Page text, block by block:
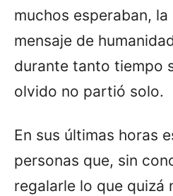
muchos esperaban,
mensaje de
durante tanto tiempo
olvido no partió solo.
En sus últimas horas
personas que, sin
regalarle lo que quizá